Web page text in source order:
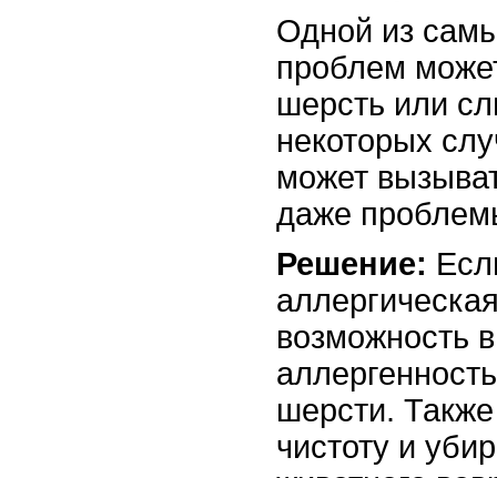
Одной из
проблем
шерсть или
некоторых
может
даже
Решение:
возможность
шерсти.
чистоту и